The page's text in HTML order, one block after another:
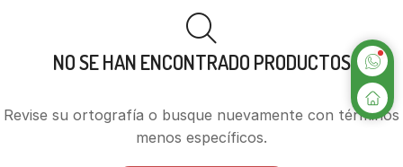
NO SE HAN ENCONTRADO PRODUCTOS
Revise su ortografía o busque nuevamente con términos
menos específicos.